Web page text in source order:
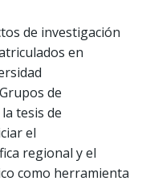
de investigación
en
de
tesis de
el
regional y el
como herramienta